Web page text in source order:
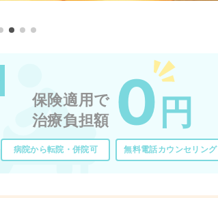
保険適用で
治療負担額 0 円
病院から転院・併院可 無料電話カウンセリング